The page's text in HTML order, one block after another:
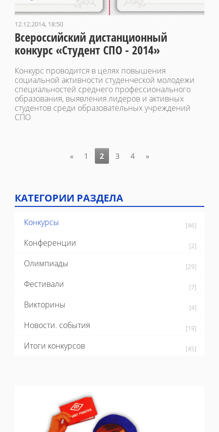
12.12.2014, 18:50
Всероссийский дистанционный
конкурс «Студент СПО - 2014»
Конкурс проводится в целях повышения
социальной активности студенческой молодежи
специальностей среднего профессионального
образования, выявления лидеров и активных
студентов среди образовательных учреждений
СПО
« 1 2 3 4 »
КАТЕГОРИИ РАЗДЕЛА
Конкурсы [46]
Конференции [2]
Олимпиады [29]
Фестивали [7]
Викторины [4]
Новости. события [19]
Итоги конкурсов [45]